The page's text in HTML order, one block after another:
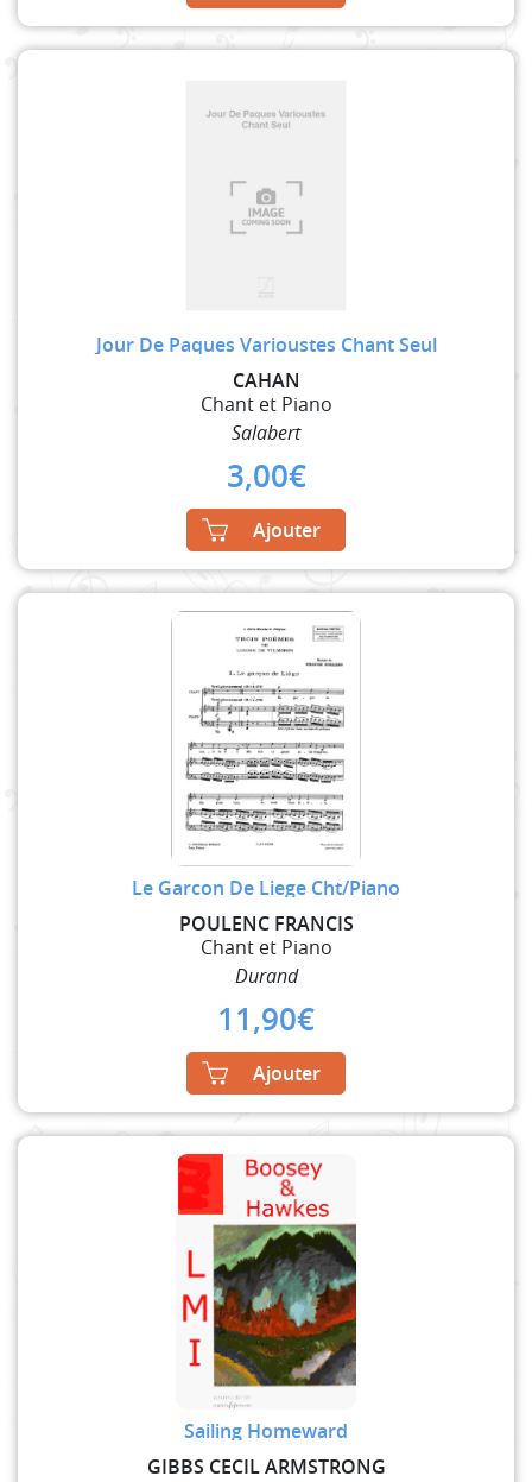
Jour De Paques Varioustes Chant Seul
CAHAN
Chant et Piano
Salabert
3,00€
Ajouter
Le Garcon De Liege Cht/Piano
POULENC FRANCIS
Chant et Piano
Durand
11,90€
Ajouter
Sailing Homeward
GIBBS CECIL ARMSTRONG